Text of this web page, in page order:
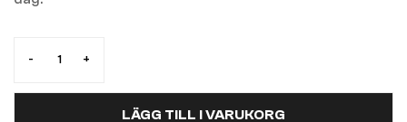
- +
LÄGG TILL I VARUKORG